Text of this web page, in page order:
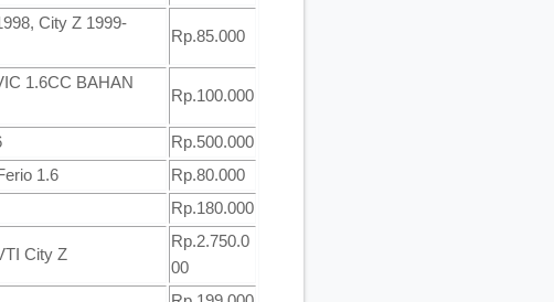
City Z 1999-
Rp.85.000
1.6CC BAHAN
Rp.100.000
Rp.500.000
1.6
Rp.80.000
Rp.180.000
City Z
Rp.2.750.0
00